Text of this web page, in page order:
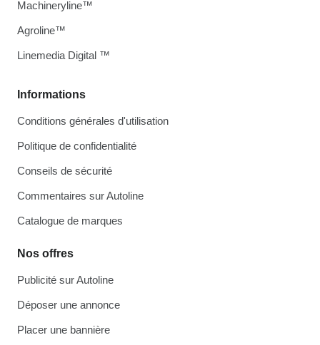
Informations
Conditions générales d'utilisation
Politique de confidentialité
Conseils de sécurité
Commentaires sur Autoline
Catalogue de marques
Nos offres
Publicité sur Autoline
Déposer une annonce
Placer une bannière
Machineryline™
Agroline™
Linemedia Digital ™